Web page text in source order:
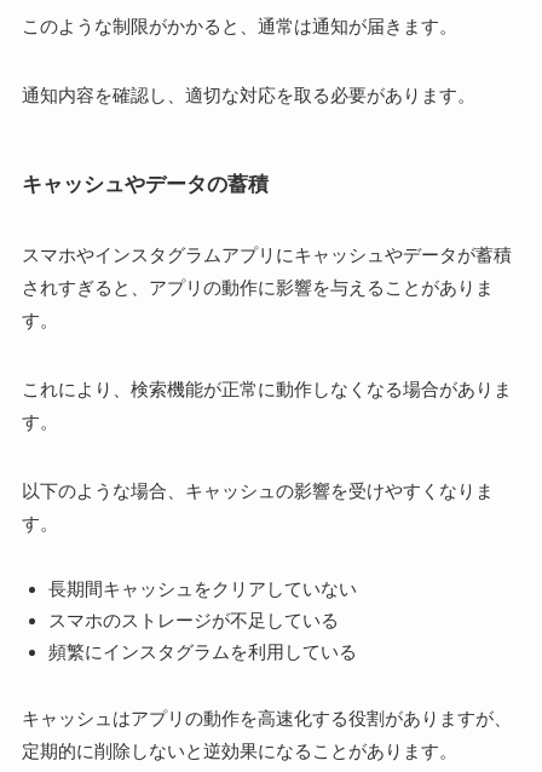
このような制限がかかると、通常は通知が届きます。
通知内容を確認し、適切な対応を取る必要があります。
キャッシュやデータの蓄積
スマホやインスタグラムアプリにキャッシュやデータが蓄積
されすぎると、アプリの動作に影響を与えることがありま
す。
これにより、検索機能が正常に動作しなくなる場合がありま
す。
以下のような場合、キャッシュの影響を受けやすくなりま
す。
長期間キャッシュをクリアしていない
スマホのストレージが不足している
頻繁にインスタグラムを利用している
キャッシュはアプリの動作を高速化する役割がありますが、
定期的に削除しないと逆効果になることがあります。